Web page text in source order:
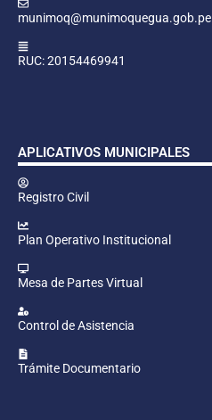
munimoq@munimoquegua.gob.pe
RUC: 20154469941
APLICATIVOS MUNICIPALES
Registro Civil
Plan Operativo Institucional
Mesa de Partes Virtual
Control de Asistencia
Trámite Documentario